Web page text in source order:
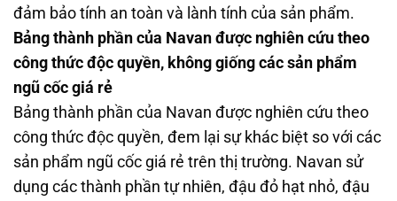
đảm bảo tính an toàn và lành tính của sản phẩm.
Bảng thành phần của Navan được nghiên cứu theo
công thức độc quyền, không giống các sản phẩm
ngũ cốc giá rẻ
Bảng thành phần của Navan được nghiên cứu theo
công thức độc quyền, đem lại sự khác biệt so với các
sản phẩm ngũ cốc giá rẻ trên thị trường. Navan sử
dụng các thành phần tự nhiên, đậu đỏ hạt nhỏ, đậu